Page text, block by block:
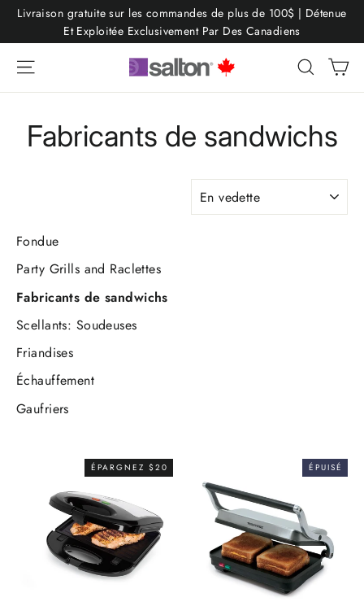
PasserLivraison gratuite sur les commandes de plus de 100$ | Détenue
Et Exploitée Exclusivement Par Des Canadiens
Fabricants de sandwichs
Fondue
Party Grills and Raclettes
Fabricants de sandwichs
Scellants: Soudeuses
Friandises
Échauffement
Gaufriers
ÉPARGNEZ $20 ÉPUISÉ